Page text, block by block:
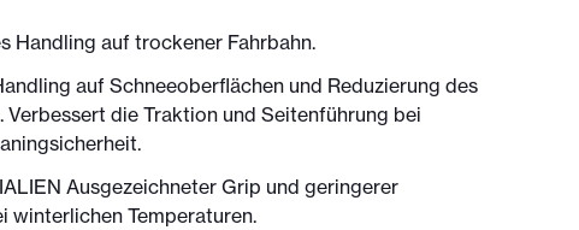
Handling auf trockener Fahrbahn.
auf Schneeoberflächen und Reduzierung des
die Traktion und Seitenführung bei
Ausgezeichneter Grip und geringerer
winterlichen Temperaturen.